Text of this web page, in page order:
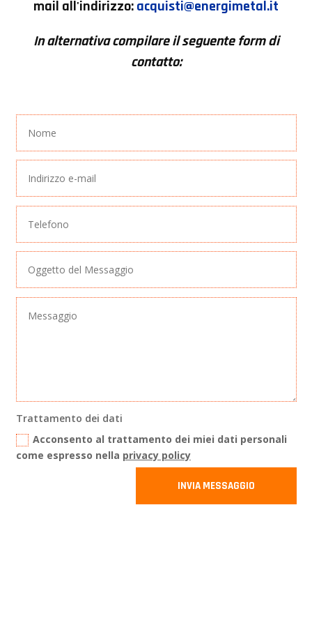
mail all'indirizzo:acquisti@energimetal.it
In alternativa compilare il seguente form di
contatto:
Trattamento dei dati
Acconsento al trattamento dei miei dati personali
come espresso nella privacy policy
INVIA MESSAGGIO